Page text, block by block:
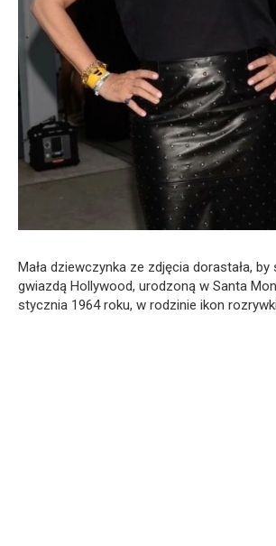
Mała dziewczynka ze zdjęcia dorastała,
gwiazdą Hollywood, urodzoną w Santa
stycznia 1964 roku, w rodzinie ikon